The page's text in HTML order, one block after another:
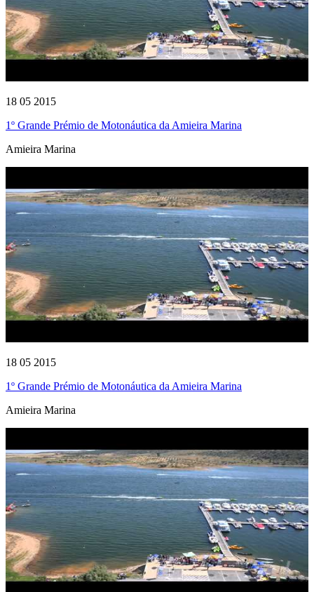
18 05 2015
1º Grande Prémio de Motonáutica da Amieira Marina
Amieira Marina
18 05 2015
1º Grande Prémio de Motonáutica da Amieira Marina
Amieira Marina